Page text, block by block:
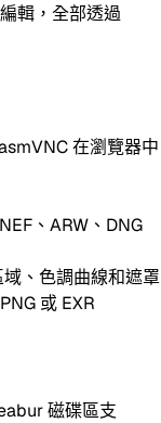
輯，全部透過
在瀏覽器中
、ARW、DNG
、色調曲線和遮罩
或 EXR
磁碟區支